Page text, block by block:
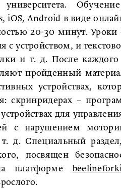
университета.
Android в виде
20-30 минут. Уроки
с устройством, и
и т. д. После каждого
пройденный
устройствах,
скринридерах –
устройствах для
с нарушением
д. Специальный
посвящен
платформе